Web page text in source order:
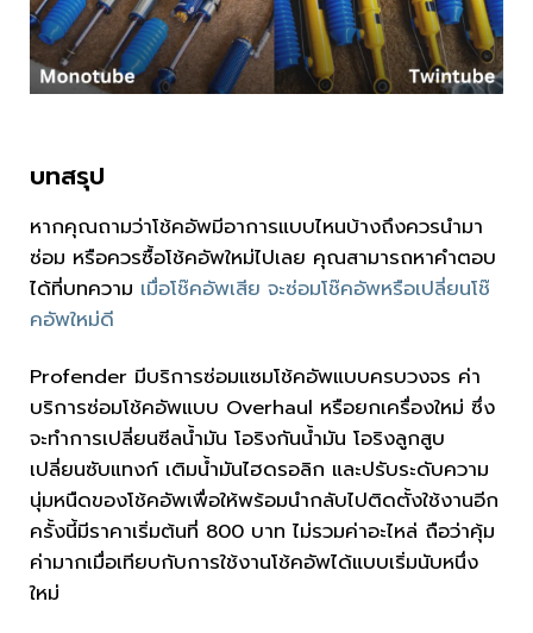
บทสรุป
หากคุณถามว่าโช้คอัพมีอาการแบบไหนบ้างถึงควรนำมา
ซ่อม หรือควรซื้อโช้คอัพใหม่ไปเลย คุณสามารถหาคำตอบ
ได้ที่บทความ เมื่อโช๊คอัพเสีย จะซ่อมโช๊คอัพหรือเปลี่ยนโช๊
คอัพใหม่ดี
Profender มีบริการซ่อมแซมโช้คอัพแบบครบวงจร ค่า
บริการซ่อมโช้คอัพแบบ Overhaul หรือยกเครื่องใหม่ ซึ่ง
จะทำการเปลี่ยนซีลน้ำมัน โอริงกันน้ำมัน โอริงลูกสูบ
เปลี่ยนซับแทงก์ เติมน้ำมันไฮดรอลิก และปรับระดับความ
นุ่มหนืดของโช้คอัพเพื่อให้พร้อมนำกลับไปติดตั้งใช้งานอีก
ครั้งนี้มีราคาเริ่มต้นที่ 800 บาท ไม่รวมค่าอะไหล่ ถือว่าคุ้ม
ค่ามากเมื่อเทียบกับการใช้งานโช้คอัพได้แบบเริ่มนับหนึ่ง
ใหม่